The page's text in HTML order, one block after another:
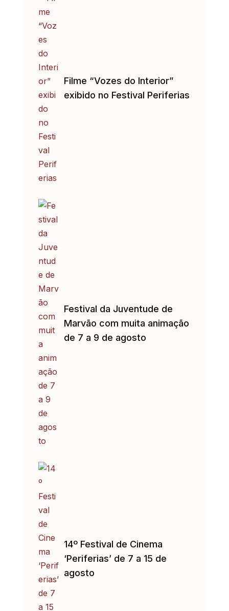
Filme “Vozes do Interior”
exibido no Festival Periferias
Festival da Juventude de
Marvão com muita animação
de 7 a 9 de agosto
14º Festival de Cinema
‘Periferias’ de 7 a 15 de
agosto